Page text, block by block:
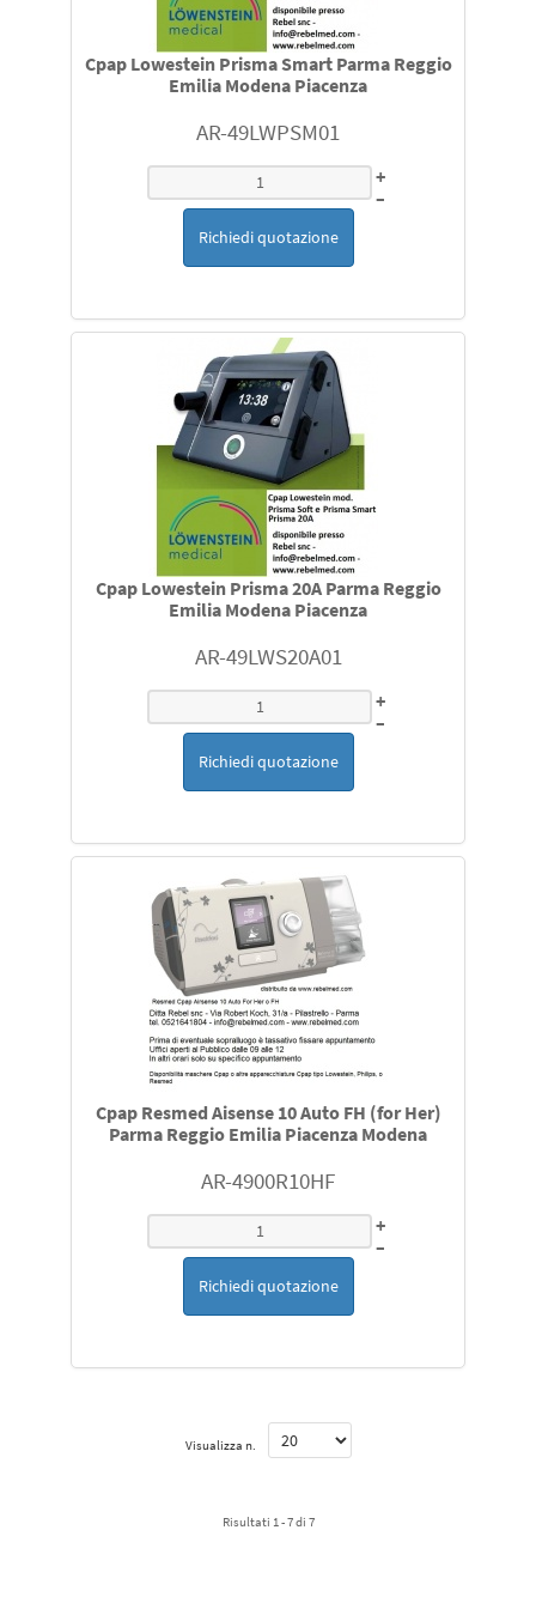
Cpap Lowestein Prisma Smart Parma Reggio
Emilia Modena Piacenza
AR-49LWPSM01
+
–
Richiedi quotazione
Cpap Lowestein Prisma 20A Parma Reggio
Emilia Modena Piacenza
AR-49LWS20A01
+
–
Richiedi quotazione
Cpap Resmed Aisense 10 Auto FH (for Her)
Parma Reggio Emilia Piacenza Modena
AR-4900R10HF
+
–
Richiedi quotazione
Visualizza n.
Risultati 1 - 7 di 7